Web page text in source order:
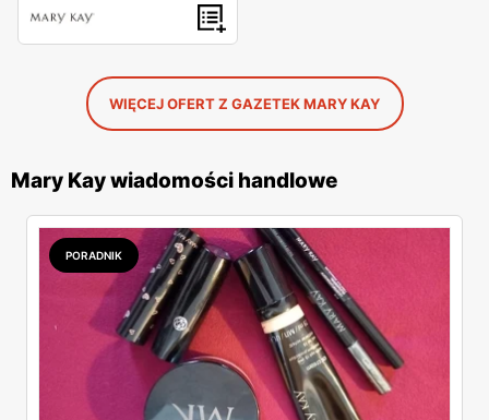
WIĘCEJ OFERT Z GAZETEK MARY KAY
Mary Kay wiadomości handlowe
PORADNIK